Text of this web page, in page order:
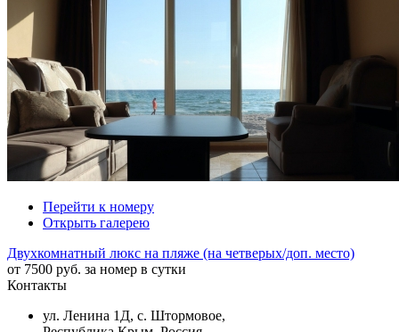
Перейти к номеру
Открыть галерею
Двухкомнатный люкс на пляже (на четверых/доп. место)
от 7500 руб. за номер в сутки
Контакты
ул. Ленина 1Д, с. Штормовое,